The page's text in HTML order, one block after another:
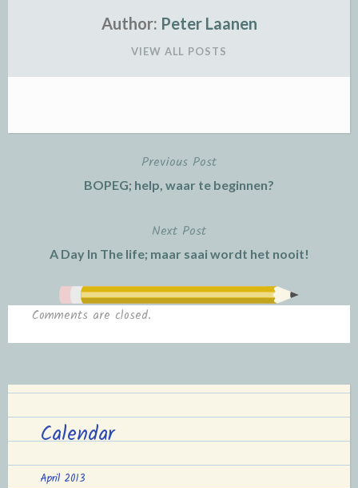
Author: Peter Laanen
VIEW ALL POSTS
Previous Post
BOPEG; help, waar te beginnen?
Next Post
A Day In The life; maar saai wordt het nooit!
Comments are closed.
Calendar
April 2013